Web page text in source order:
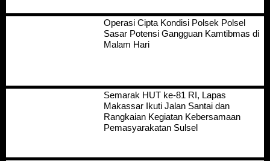
Operasi Cipta Kondisi Polsek Polsel
Sasar Potensi Gangguan Kamtibmas di
Malam Hari
Semarak HUT ke-81 RI, Lapas
Makassar Ikuti Jalan Santai dan
Rangkaian Kegiatan Kebersamaan
Pemasyarakatan Sulsel